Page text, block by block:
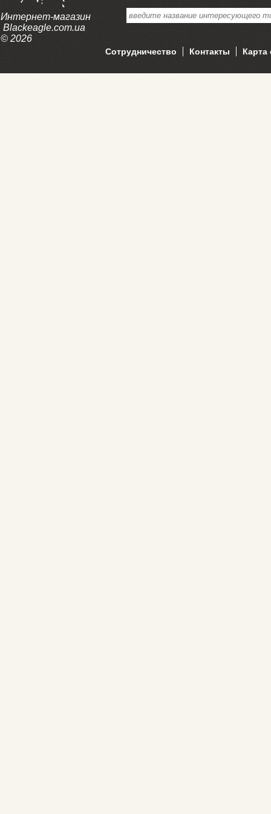
Интернет-магазин
Blackeagle.com.ua
© 2026
Сотрудничество Контакты Карта